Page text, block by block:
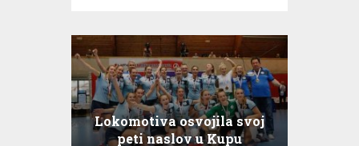
Lokomotiva osvojila svoj
peti naslov u Kupu